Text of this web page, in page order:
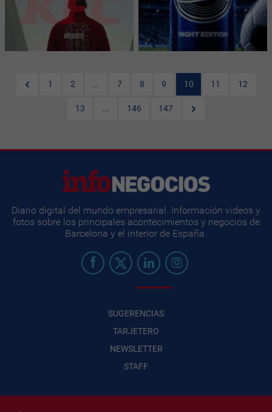
1 2 ... 7 8 9 10 11 12
13 ... 146 147
Diario digital del mundo empresarial. Información videos y
fotos sobre los principales acontecimientos y negocios de
Barcelona y el interior de España.
SUGERENCIAS
TARJETERO
NEWSLETTER
STAFF